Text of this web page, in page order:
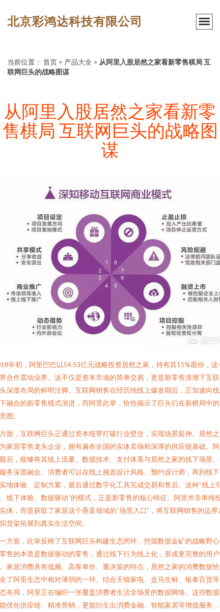
北京彩鸿达科技有限公司
当前位置： 首页 > 产品大全 > 从阿里入股居然之家看新零售棋局 互
联网巨头的战略图谋
从阿里入股居然之家看新零
售棋局 互联网巨头的战略图
谋
年初，阿里巴巴以54.53亿元战略投资居然之家，持有其15%股份，这
合作震动业界。这不仅是资本市场的简单交易，更是新零售浪潮下互
深度布局的鲜明注脚。互联网销售在经历纯线上爆发期后，正加速向
融合的新零售模式演进，而阿里此举，恰恰揭示了巨头们在新棋局中
图。
面，互联网巨头正通过资本纽带打破行业壁垒，实现场景延伸。居然
家居零售龙头企业，拥有遍布全国的实体卖场和深厚的供应链基础。
后，能够将其线上流量、数据技术、支付体系与居然之家的线下场景
务深度融合。消费者可以在线上挑选设计风格、预约设计师，再到线
地体验、定制方案，最后通过数字化工具完成交易和售后。这种“线上
线下体验、数据驱动”的模式，正是新零售的核心特征。阿里并非单纯
体，而是获取了家居这个垂直领域的“场景入口”，将互联网销售的边界
货架拓展到真实生活空间。
方面，此举反映了互联网巨头构建生态闭环、挖掘数据金矿的战略野
售的本质是数据驱动的零售，通过线下行为线上化，形成更完整的用
家居消费具有低频、高客单价、重决策的特点，居然之家的消费数据
了阿里生态中相对薄弱的一环。结合天猫家电、盒马生鲜、银泰百货
布局，阿里正在编织一张覆盖消费者生活全场景的数据网络。这些数
优化供应链、精准营销，更能衍生出消费金融、智能家居等增值服务